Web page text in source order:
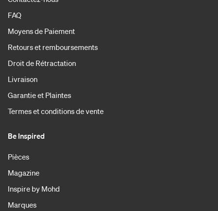
FAQ
Moyens de Paiement
Retours et remboursements
Droit de Rétractation
Livraison
Garantie et Plaintes
Termes et conditions de vente
Be Inspired
Pièces
Magazine
Inspire by Mohd
Marques